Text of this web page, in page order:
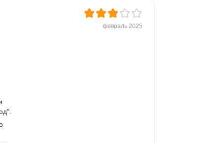
февраль 2025